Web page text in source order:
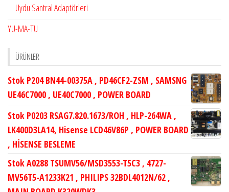
Uydu Santral Adaptörleri
YU-MA-TU
ÜRÜNLER
Stok P204 BN44-00375A , PD46CF2-ZSM , SAMSNG
UE46C7000 , UE40C7000 , POWER BOARD
Stok P0203 RSAG7.820.1673/ROH , HLP-264WA ,
LK400D3LA14, Hisense LCD46V86P , POWER BOARD
, HİSENSE BESLEME
Stok A0288 TSUMV56/MSD3553-T5C3 , 4727-
MV56T5-A1233K21 , PHILIPS 32BDL4012N/62 ,